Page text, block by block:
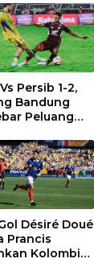
Persib 1-2,
Bandung
Peluang
Désiré Doué
Prancis
Kolombia